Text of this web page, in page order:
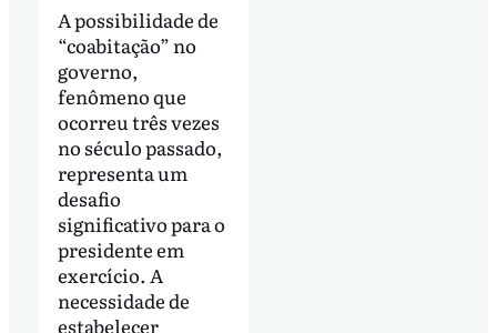
A possibilidade de
“coabitação” no
governo,
fenômeno que
ocorreu três vezes
no século passado,
representa um
desafio
significativo para o
presidente em
exercício. A
necessidade de
estabelecer